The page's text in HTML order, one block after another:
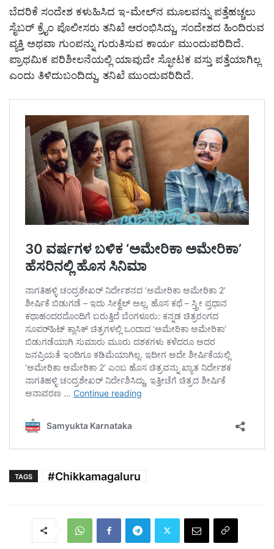
ಬೆದರಿಕೆ ಸಂದೇಶ ಕಳುಹಿಸಿದ ಇ-ಮೇಲ್‌ನ ಮೂಲವನ್ನು ಪತ್ತೆಹಚ್ಚಲು
ಸೈಬರ್ ಕ್ರೈಂ ಪೊಲೀಸರು ತನಿಖೆ ಆರಂಭಿಸಿದ್ದು, ಸಂದೇಶದ ಹಿಂದಿರುವ
ವ್ಯಕ್ತಿ ಅಥವಾ ಗುಂಪನ್ನು ಗುರುತಿಸುವ ಕಾರ್ಯ ಮುಂದುವರಿದಿದೆ.
ಪ್ರಾಥಮಿಕ ಪರಿಶೀಲನೆಯಲ್ಲಿ ಯಾವುದೇ ಸ್ಫೋಟಕ ವಸ್ತು ಪತ್ತೆಯಾಗಿಲ್ಲ
ಎಂದು ತಿಳಿದುಬಂದಿದ್ದು, ತನಿಖೆ ಮುಂದುವರಿದಿದೆ.
TAGS #Chikkamagaluru